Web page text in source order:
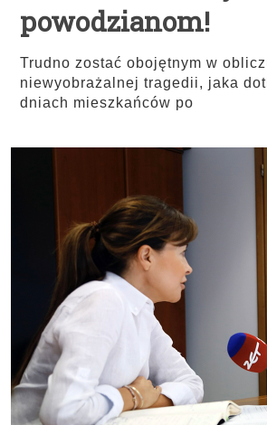
powodzianom!
Trudno zostać obojętnym w
niewyobrażalnej tragedii, jaka
dniach mieszkańców po